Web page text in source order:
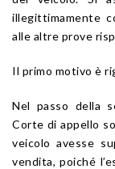
illegittimamente
alle altre prove
Il primo motivo è
Nel passo della
Corte di appello
veicolo avesse
vendita, poiché